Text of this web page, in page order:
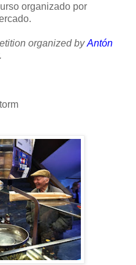
organizado por
organized byAntón